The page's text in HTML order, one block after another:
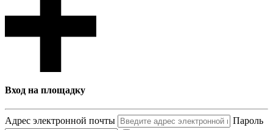
Вход на площадку
Адрес электронной почты
Пароль